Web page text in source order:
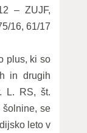
– ZUJF,
16, 61/17
plus, ki so
in drugih
L. RS, št.
se
leto v